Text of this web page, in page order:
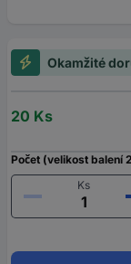
Okamžité
20 Ks
Počet (velikost balení
Ks